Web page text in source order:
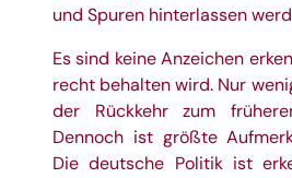
und Spuren hinterlassen
Es sind keine Anzeichen
recht behalten wird. Nur
der Rückkehr zum
Dennoch ist größte
Die deutsche Politik ist